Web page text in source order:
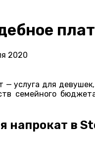
2020
— услуга для
семейного
напрокат в